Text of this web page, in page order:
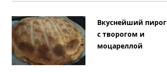
Вкуснейший пирог
с творогом и
моцареллой